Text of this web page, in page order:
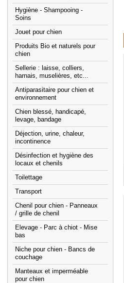
Hygiène - Shampooing -
Soins
Jouet pour chien
Produits Bio et naturels pour
chien
Sellerie : laisse, colliers,
harnais, muselières, etc...
Antiparasitaire pour chien et
environnement
Chien blessé, handicapé,
levage, bandage
Déjection, urine, chaleur,
incontinence
Désinfection et hygiène des
locaux et chenils
Toilettage
Transport
Chenil pour chien - Panneaux
/ grille de chenil
Elevage - Parc à chiot - Mise
bas
Niche pour chien - Bancs de
couchage
Manteaux et imperméable
pour chien